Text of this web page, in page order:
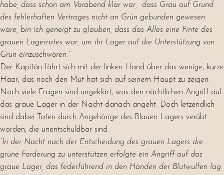
habe, dass schon am Vorabend klar war, dass Grau auf Grund
des fehlerhaften Vertrages nicht an Grün gebunden gewesen
wäre, bin ich geneigt zu glauben, dass das Alles eine Finte des
grauen Lagerrates war, um ihr Lager auf die Unterstützung von
Grün einzuschwören.”
Der Kapitän fährt sich mit der linken Hand über das wenige, kurze
Haar, das noch den Mut hat sich auf seinem Haupt zu zeigen.
Noch viele Fragen sind ungeklärt, was den nächtlichen Angriff auf
das graue Lager in der Nacht danach angeht. Doch letzendlich
sind dabei Taten durch Angehörige des Blauen Lagers verübt
worden, die unentschuldbar sind.
“In der Nacht nach der Entscheidung des grauen Lagers die
grüne Forderung zu unterstützen erfolgte ein Angriff auf das
graue Lager, das federführend in den Händen der Blutwulfen lag.